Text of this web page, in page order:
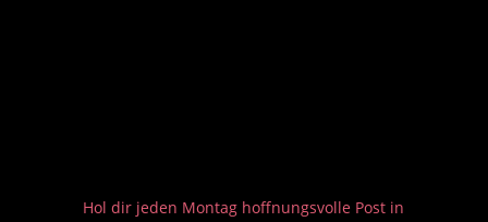
Hol dir jeden Montag hoffnungsvolle Post in